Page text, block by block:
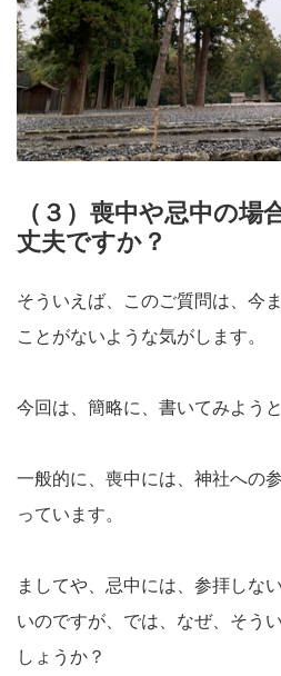
（３）喪中や忌中の場
丈夫ですか？
そういえば、このご質問は、今
ことがないような気がします。
今回は、簡略に、書いてみようと
一般的に、喪中には、神社への
っています。
ましてや、忌中には、参拝しな
いのですが、では、なぜ、そう
しょうか？